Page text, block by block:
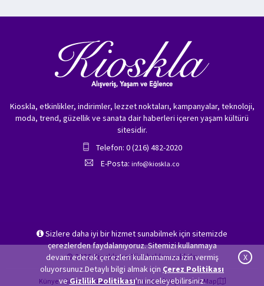
Sizlere daha iyi bir hizmet sunabilmek için sitemizde
çerezlerden faydalanıyoruz. Sitemizi kullanmaya
devam ederek çerezleri kullanmamıza izin vermiş
oluyorsunuz.Detaylı bilgi almak için Çerez Politikası
veGizlilik Politikası'nı inceleyebilirsiniz.
X
Kioskla, etkinlikler, indirimler, lezzet noktaları, kampanyalar, teknoloji,
moda, trend, güzellik ve sanata dair haberleri içeren yaşam kültürü
sitesidir.
Telefon: 0 (216) 482-2020
E-Posta: info@kioskla.co
© 2026 Kioskla.co Tüm hakları saklıdır.
Künye Gizlilik Politikası Hakkımızda İletişim Site Map